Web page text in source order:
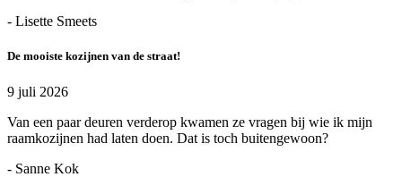
- Lisette Smeets
De mooiste kozijnen van de straat!
9 juli 2026
Van een paar deuren verderop kwamen ze vragen bij wie ik mijn
raamkozijnen had laten doen. Dat is toch buitengewoon?
- Sanne Kok